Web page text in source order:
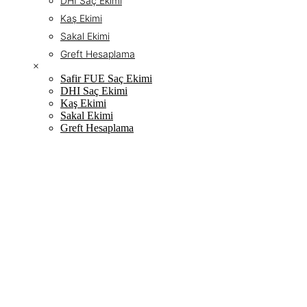
Kaş Ekimi
Sakal Ekimi
Greft Hesaplama
×
Safir FUE Saç Ekimi
DHI Saç Ekimi
Kaş Ekimi
Sakal Ekimi
Greft Hesaplama